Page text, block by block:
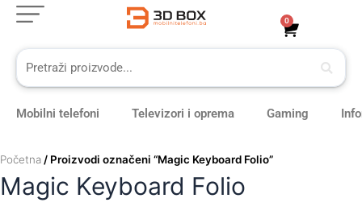
Skip
content
0
Cart
Mobilni telefoni Televizori i oprema Gaming
Početna / Proizvodi označeni “Magic Keyboard Folio”
Magic Keyboard Folio